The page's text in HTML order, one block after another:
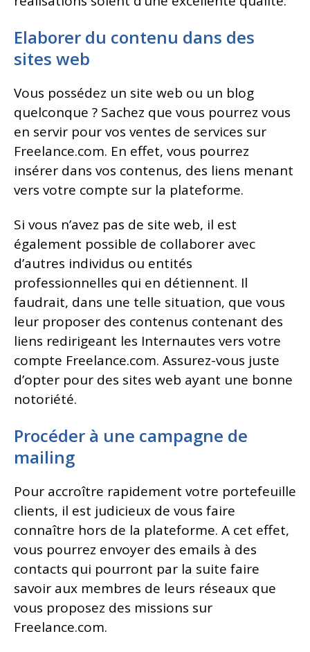
Elaborer du contenu dans des
sites web
Vous possédez un site web ou un blog
quelconque ? Sachez que vous pourrez vous
en servir pour vos ventes de services sur
Freelance.com. En effet, vous pourrez
insérer dans vos contenus, des liens menant
vers votre compte sur la plateforme.
Si vous n’avez pas de site web, il est
également possible de collaborer avec
d’autres individus ou entités
professionnelles qui en détiennent. Il
faudrait, dans une telle situation, que vous
leur proposer des contenus contenant des
liens redirigeant les Internautes vers votre
compte Freelance.com. Assurez-vous juste
d’opter pour des sites web ayant une bonne
notoriété.
Procéder à une campagne de
mailing
Pour accroître rapidement votre portefeuille
clients, il est judicieux de vous faire
connaître hors de la plateforme. A cet effet,
vous pourrez envoyer des emails à des
contacts qui pourront par la suite faire
savoir aux membres de leurs réseaux que
vous proposez des missions sur
Freelance.com.